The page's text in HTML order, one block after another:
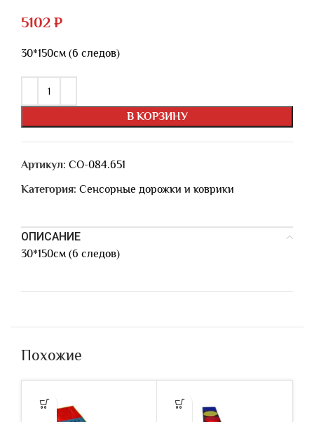
5102 ₽
30*150см (6 следов)
В КОРЗИНУ
Артикул: СО-084.651
Категория: Сенсорные дорожки и коврики
ОПИСАНИЕ
30*150см (6 следов)
Похожие